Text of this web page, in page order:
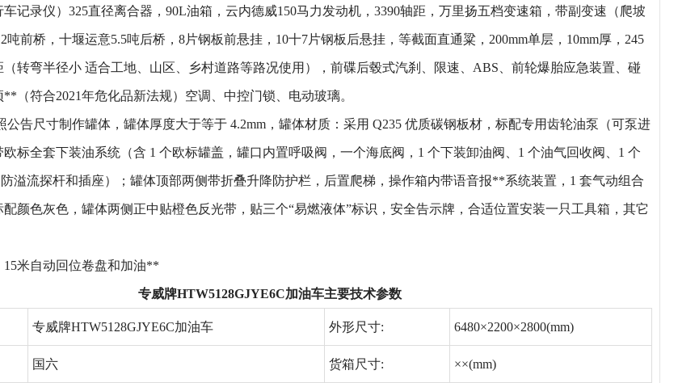
记录仪）325直径离合器，90L油箱，云内德威150马力发动机，3390轴距，万里扬五档变速箱，带副变速（爬坡
吨前桥，十堰运意5.5吨后桥，8片钢板前悬挂，10十7片钢板后悬挂，等截面直通粱，200mm单层，10mm厚，245
（转弯半径小 适合工地、山区、乡村道路等路况使用），前碟后毂式汽刹、限速、ABS、前轮爆胎应急装置、碰
（符合2021年危化品新法规）空调、中控门锁、电动玻璃。
公告尺寸制作罐体，罐体厚度大于等于 4.2mm，罐体材质：采用 Q235 优质碳钢板材，标配专用齿轮油泵（可泵进
标全套下装油系统（含 1 个欧标罐盖，罐口内置呼吸阀，一个海底阀，1 个下装卸油阀、1 个油气回收阀、1 个
溢流探杆和插座）；罐体顶部两侧带折叠升降防护栏，后置爬梯，操作箱内带语音报**系统装置，1 套气动组合
颜色灰色，罐体两侧正中贴橙色反光带，贴三个“易燃液体”标识，安全告示牌，合适位置安装一只工具箱，其它
米自动回位卷盘和加油**
专威牌HTW5128GJYE6C加油车主要技术参数
专威牌HTW5128GJYE6C加油车 外形尺寸: 6480×2200×2800(mm)
国六 货箱尺寸: ××(mm)